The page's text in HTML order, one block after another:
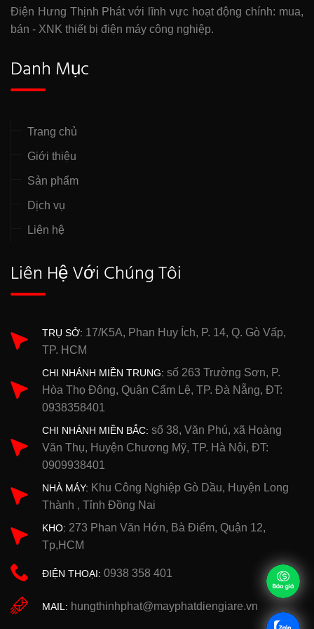
Điện Hưng Thịnh Phát với lĩnh vực hoạt động chính: mua,
bán - XNK thiết bị điện máy công nghiệp.
Danh Mục
Trang chủ
Giới thiệu
Sản phẩm
Dịch vụ
Liên hệ
Liên Hệ Với Chúng Tôi
TRỤ SỞ: 17/K5A, Phan Huy Ích, P. 14, Q. Gò Vấp,
TP. HCM
CHI NHÁNH MIỀN TRUNG: số 263 Trường Sơn, P.
Hòa Thọ Đông, Quận Cẩm Lệ, TP. Đà Nẵng, ĐT:
0938358401
CHI NHÁNH MIỀN BẮC: số 38, Văn Phú, xã Hoàng
Văn Thụ, Huyện Chương Mỹ, TP. Hà Nội, ĐT:
0909938401
NHÀ MÁY: Khu Công Nghiệp Gò Dầu, Huyện Long
Thành , Tỉnh Đồng Nai
KHO: 273 Phan Văn Hớn, Bà Điểm, Quận 12,
Tp,HCM
ĐIỆN THOẠI: 0938 358 401
MAIL: hungthinhphat@mayphatdiengiare.vn